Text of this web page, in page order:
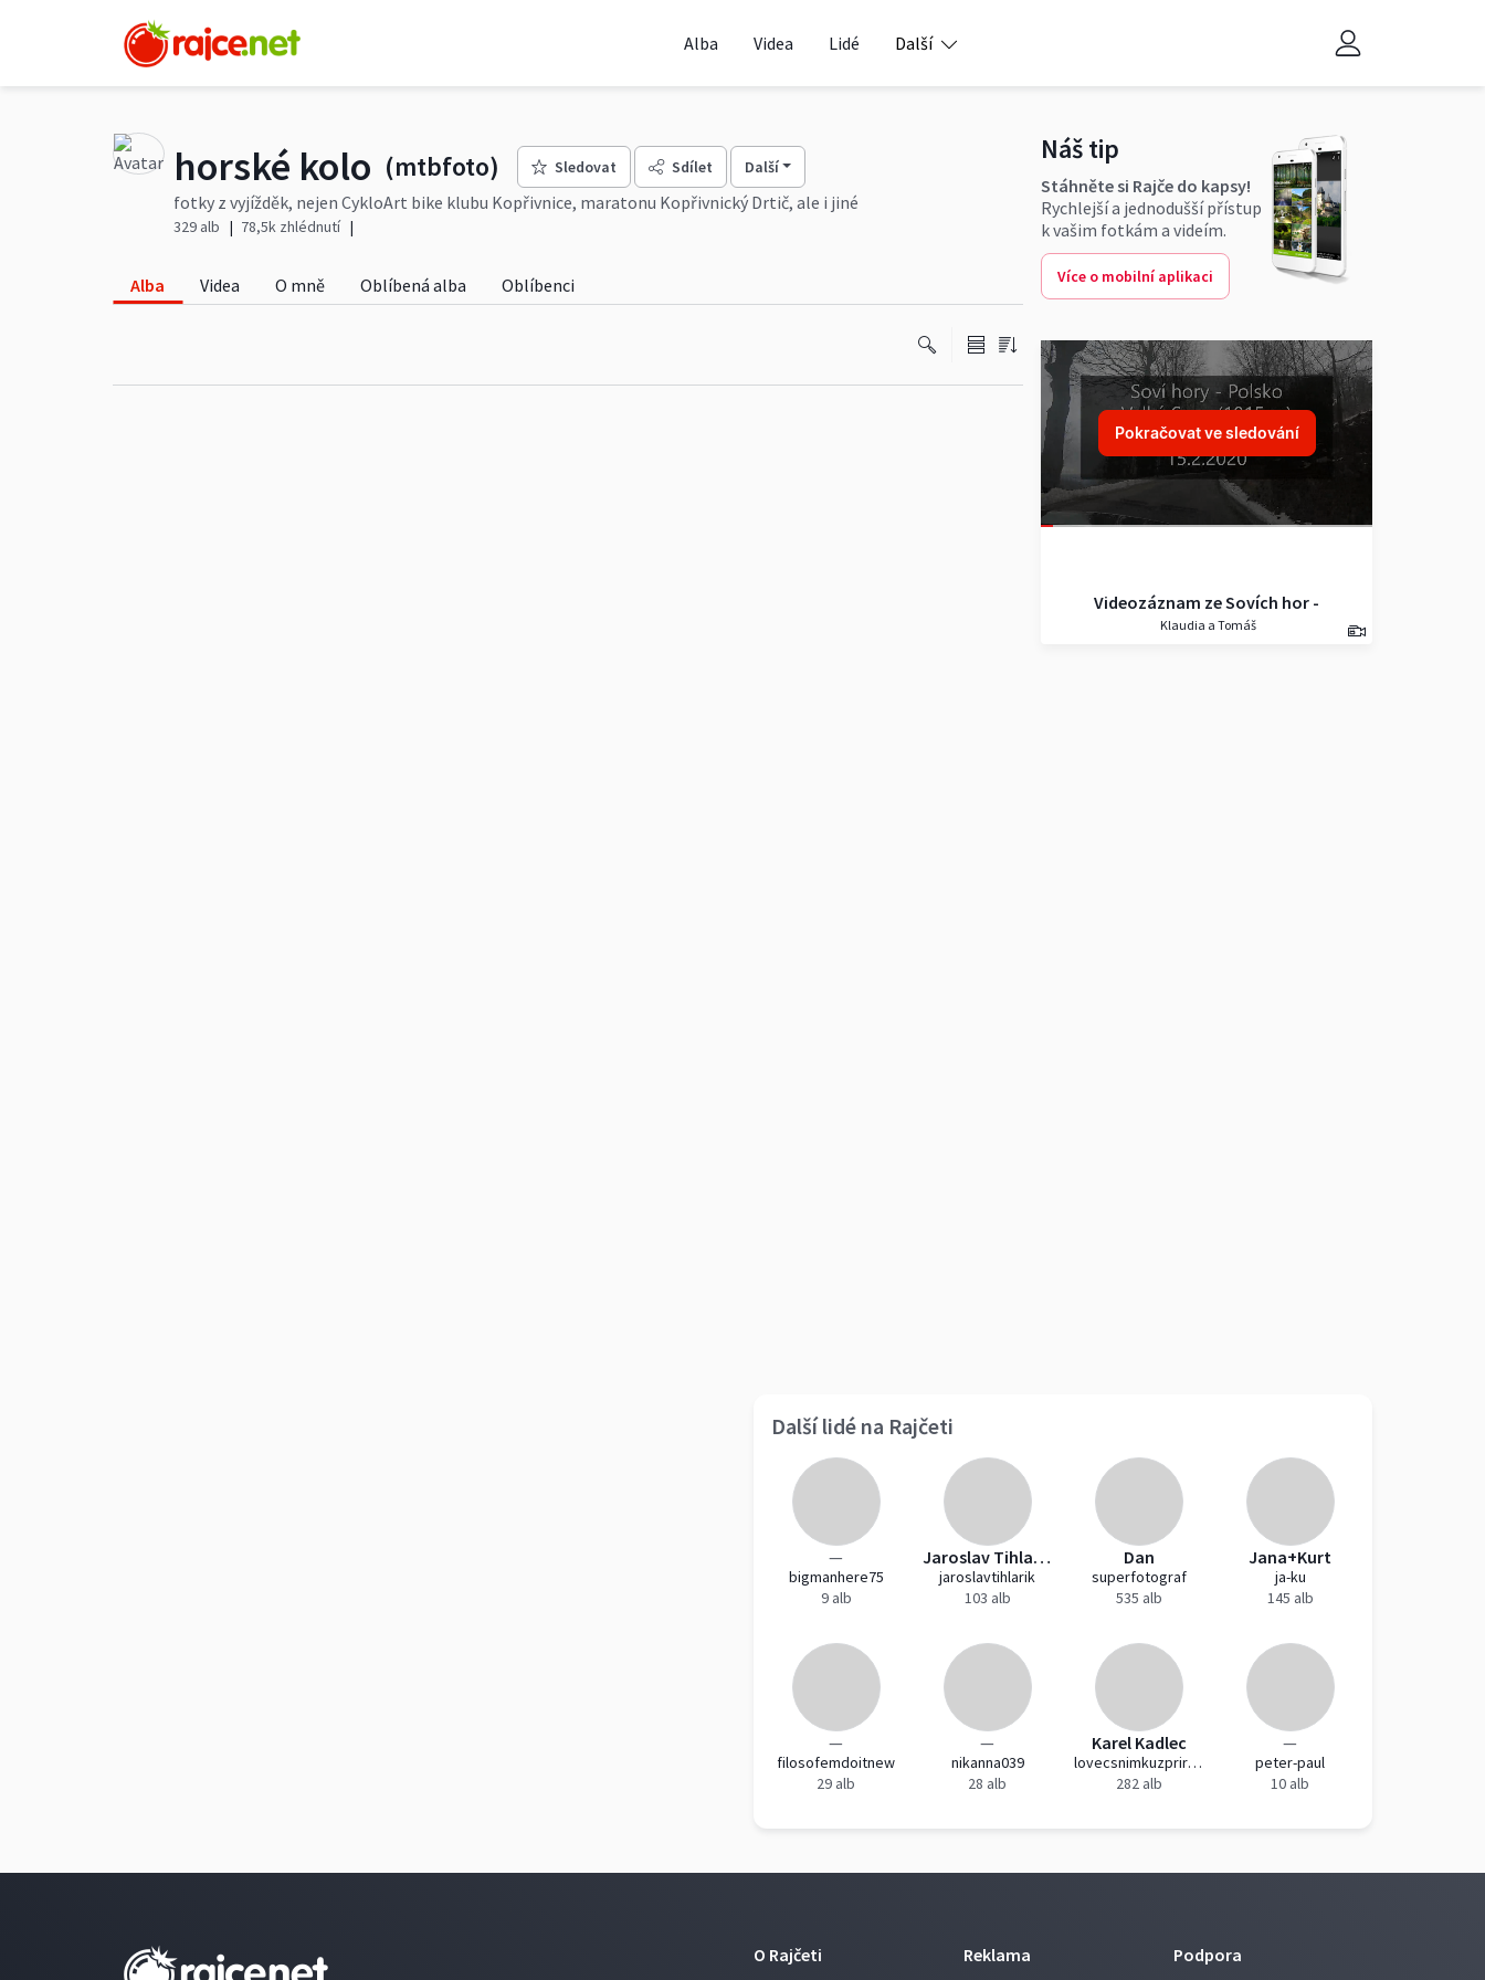
Alba Videa Lidé Další
horské kolo (mtbfoto) Sledovat Sdílet Další
fotky z vyjížděk, nejen CykloArt bike klubu Kopřivnice, maratonu Kopřivnický Drtič, ale i jiné
329 alb 78,5k zhlédnutí
Náš tip
Stáhněte si Rajče do kapsy!
Rychlejší a jednodušší přístup
k vašim fotkám a videím.
Alba Videa O mně Oblíbená alba Oblíbenci Více o mobilní aplikaci
Pokračovat ve sledování
Videozáznam ze Sovích hor -
Polsko (s hudbou).
Klaudia a Tomáš
Další lidé na Rajčeti
—
bigmanhere75
9 alb
Jaroslav Tihlařík
jaroslavtihlarik
103 alb
Dan
superfotograf
535 alb
Jana+Kurt
ja-ku
145 alb
—
filosofemdoitnew
29 alb
—
nikanna039
28 alb
Karel Kadlec
lovecsnimkuzprirody
282 alb
—
peter-paul
10 alb
O Rajčeti Reklama Podpora